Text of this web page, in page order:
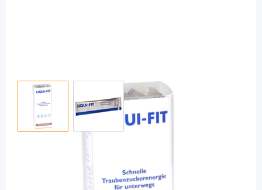
View larger imageView larger image
Liqui-Fit Cola Geschmack - flüssige
Traubenzuckerenergie / 12 Beutel